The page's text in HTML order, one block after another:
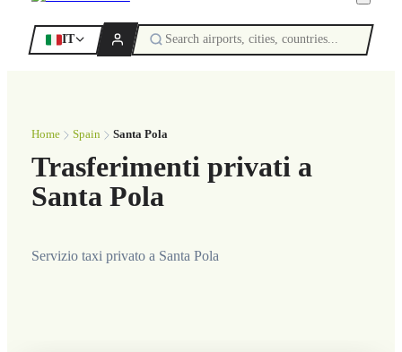
IT
Home Spain Santa Pola
Trasferimenti privati a
Santa Pola
Servizio taxi privato a Santa Pola